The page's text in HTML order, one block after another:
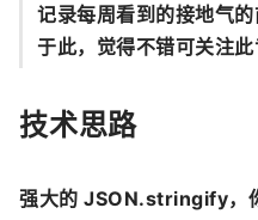
记录每周看到的接地气
于此，觉得不错可关注
技术思路
强大的 JSON.stringify，